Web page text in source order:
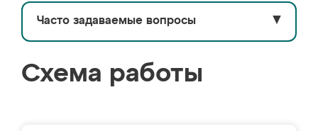
Часто задаваемые вопросы ▼
Схема работы